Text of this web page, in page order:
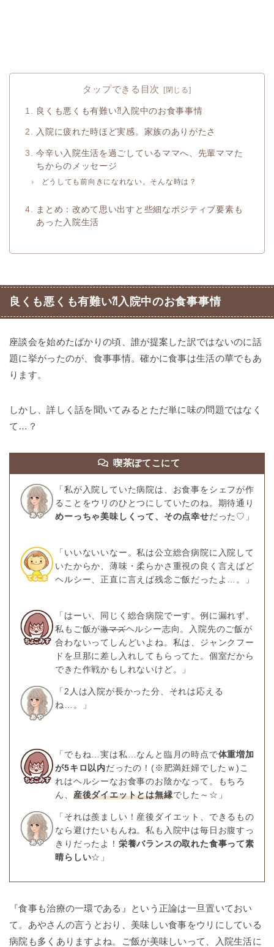
タップできる目次
良くも悪くも有難い⁈入院中のお食事事情
入院に疲れた時ほど実感。家族のありがたさ
今辛い入院生活を過ごしているママへ、先輩ママた
ちからのメッセージ
どうしても前向きになれない。そんな時は？
まとめ：改めて思い出すと些細なポジティブ要素も
あった入院生活
良くも悪くも有難い⁈入院中のお食事事情
座談会を始めたばかりの頃、誰が提案した訳ではないのに話
題に挙がったのが、食事事情。確かに食事は生活の華でもあ
ります。
しかし、詳しく話を聞いてみるとただ単に味の問題ではなく
て…？
喫茶ぽてこにて
「私が入院していた病院は、お食事をシェフが作
ることをウリのひとつにしていたのね。期待通り
めーっちゃ美味しくって、その点幸せだった♡」
「いいないいなー。私は公立総合病院に入院して
いたからか、薄味・柔らかさ重視の良く言えばど
ヘルシー、正直に言えば残念ご飯だったよ…。」
「はーい、同じく総合病院でーす。例に漏れず、
私もご飯が激マズヘルシー志向。入院先のご飯が
合わないってしんどいよね。私は、ジャンクフー
ドを旦那に差し入れしてもらってた。個室だから
できた作戦かもしれないけど。」
「2人は入院が長かった分、それは応える
ね…。」
「でもね…実は私…なんと臨月の時点で体重増加
が5キロ以内だったの！(※肥満妊婦でしたｗ)こ
れはヘルシーなお食事のお陰かなって。もちろ
ん、 産後ダイエットとは無縁でした～☆」
「それは羨ましい！産後ダイエット、できるもの
なら避けたいもんね。私も入院中は毎日お腹すっ
きりだったよ！ 栄養バランスの取れた食事って素
晴らしい☆」
『食事も治療の一環である』という正論は一旦置いておい
て。あやさんの言うとおり、美味しい食事をウリにしている
病院も多くありますよね。ご飯が美味しいって、入院生活に